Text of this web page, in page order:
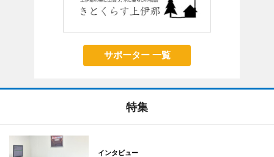
サポーター 一覧
特集
インタビュー